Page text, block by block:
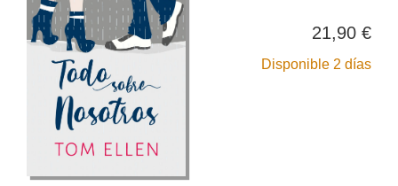
21,90 €
Disponible 2 días